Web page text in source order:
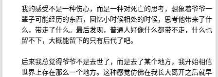
我的感受不是一种伤心，而是一种对死亡的思考，想象着爷爷一
辈子可能经历的东西，回忆小时候相处的时候，思考他带来了什
么，带走了什么。最后发现，普通人好像什么都带不走，什么也
留不下，大概能留下的只有后代了吧。
后来我总觉得爷爷不是去世了，而是去了某个地方，我开始相信
世界上存在那么一个地方。这种感觉仿佛在我长大离开之后就早